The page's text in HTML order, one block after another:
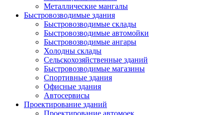
Металлические мангалы
Быстровозводимые здания
Быстровозводимые склады
Быстровозводимые автомойки
Быстровозводимые ангары
Холодны склады
Сельскохозяйственные зданий
Быстровозводимые магазины
Спортивные здания
Офисные здания
Автосервисы
Проектирование зданий
Проектирование автомоек